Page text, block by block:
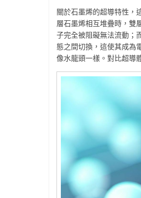
關於石墨烯的超導特性，
層石墨烯相互堆疊時，雙
子完全被阻礙無法流動；
態之間切換，這使其成為
像水龍頭一樣。對比超導